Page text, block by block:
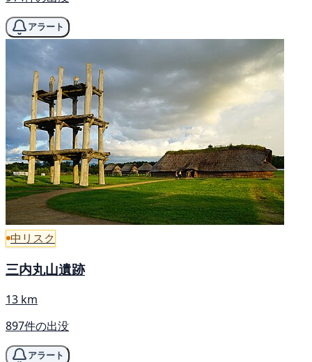
アラート
中リスク
三内丸山遺跡
13 km
897件の出没
アラート